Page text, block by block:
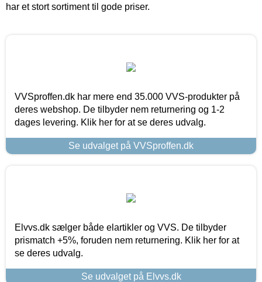
har et stort sortiment til gode priser.
VVSproffen.dk har mere end 35.000 VVS-produkter på
deres webshop. De tilbyder nem returnering og 1-2
dages levering. Klik her for at se deres udvalg.
Se udvalget på VVSproffen.dk
Elvvs.dk sælger både elartikler og VVS. De tilbyder
prismatch +5%, foruden nem returnering. Klik her for at
se deres udvalg.
Se udvalget på Elvvs.dk